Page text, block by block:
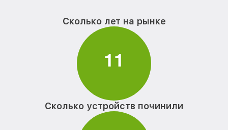
Сколько лет на рынке
11
Сколько устройств починили